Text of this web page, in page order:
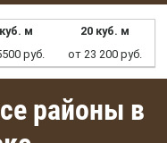
м
20 куб. м
руб. от 23 200 руб.
районы в